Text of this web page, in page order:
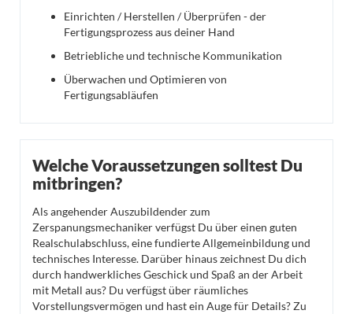
Einrichten / Herstellen / Überprüfen - der
Fertigungsprozess aus deiner Hand
Betriebliche und technische Kommunikation
Überwachen und Optimieren von
Fertigungsabläufen
Welche Voraussetzungen solltest Du
mitbringen?
Als angehender Auszubildender zum
Zerspanungsmechaniker verfügst Du über einen guten
Realschulabschluss, eine fundierte Allgemeinbildung und
technisches Interesse. Darüber hinaus zeichnest Du dich
durch handwerkliches Geschick und Spaß an der Arbeit
mit Metall aus? Du verfügst über räumliches
Vorstellungsvermögen und hast ein Auge für Details? Zu